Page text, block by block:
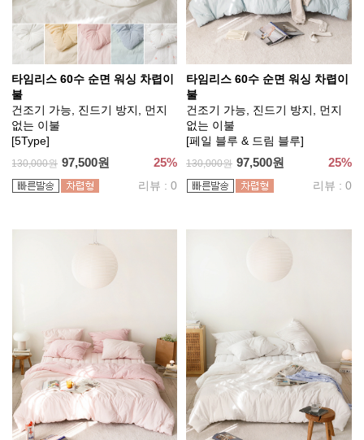
타임리스 60수 순면 워싱 차렵이
불
건조기 가능, 진드기 방지, 먼지
없는 이불
[5Type]
130,000원 97,500원 25%
리뷰 : 0
타임리스 60수 순면 워싱 차렵이
불
건조기 가능, 진드기 방지, 먼지
없는 이불
[페일 블루 & 드림 블루]
130,000원 97,500원 25%
리뷰 : 0